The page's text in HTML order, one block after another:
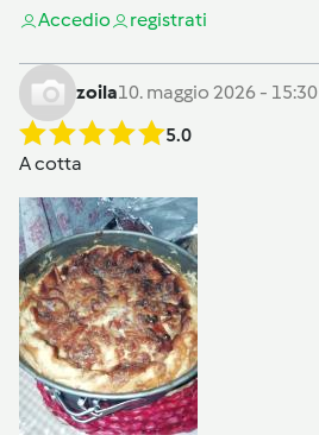
Accedio registrati
zoila10. maggio 2026 - 15:30
5.0
A cotta